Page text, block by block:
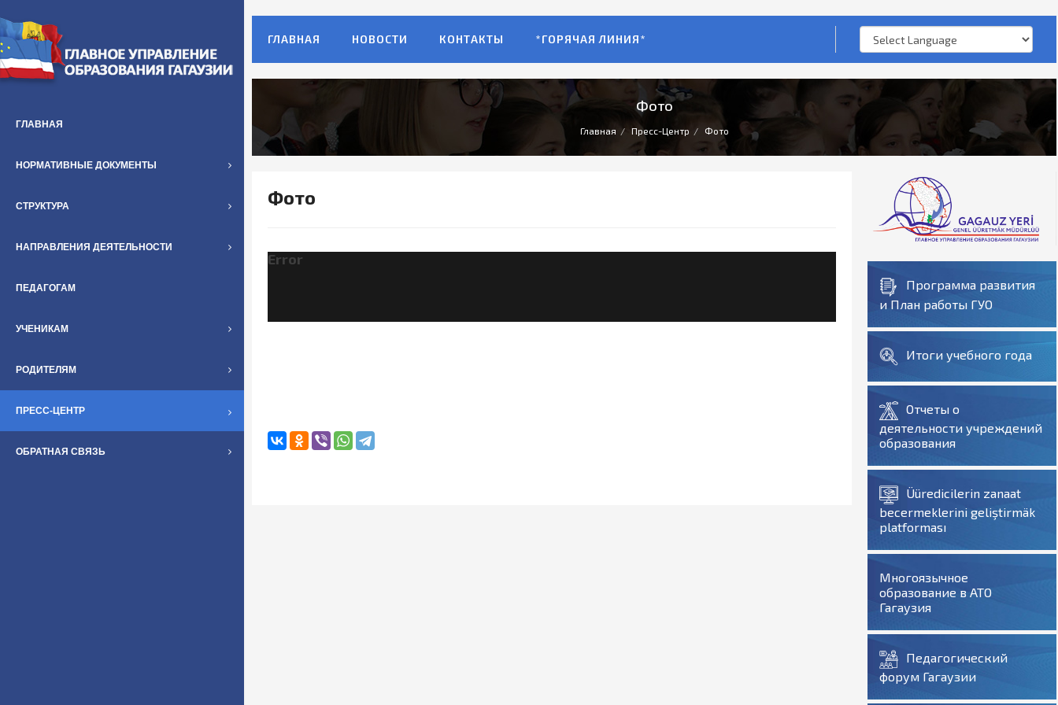
ГЛАВНАЯ
НОРМАТИВНЫЕ ДОКУМЕНТЫ
СТРУКТУРА
НАПРАВЛЕНИЯ ДЕЯТЕЛЬНОСТИ
ПЕДАГОГАМ
УЧЕНИКАМ
РОДИТЕЛЯМ
ПРЕСС-ЦЕНТР
ОБРАТНАЯ СВЯЗЬ
ГЛАВНАЯ НОВОСТИ КОНТАКТЫ *ГОРЯЧАЯ ЛИНИЯ*
Фото
Главная Пресс-Центр Фото
Фото
Error
Программа развития
и План работы ГУО
Итоги учебного года
Отчеты о
деятельности учреждений
образования
Üüredicilerin zanaat
becermeklerini geliştirmäk
platforması
Многоязычное
образование в АТО
Гагаузия
Педагогический
форум Гагаузии